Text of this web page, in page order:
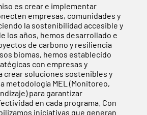
es crear e implementar
empresas, comunidades y
la sostenibilidad accesible y
los años, hemos desarrollado e
de carbono y resiliencia
biomas, hemos establecido
con empresas y
crear soluciones sostenibles y
metodología MEL (Monitoreo,
para garantizar
en cada programa. Con
iniciativas que generan